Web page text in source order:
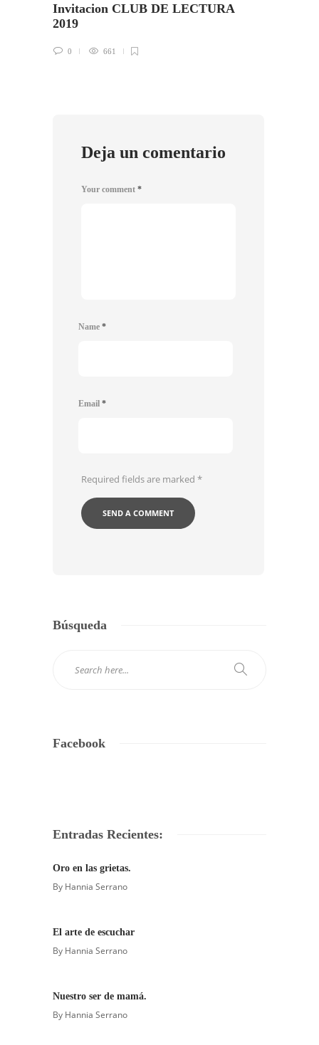
Invitacion CLUB DE LECTURA
2019
0 661
Deja un comentario
Your comment *
Name *
Email *
Required fields are marked *
Búsqueda
Facebook
Entradas Recientes:
Oro en las grietas.
By Hannia Serrano
El arte de escuchar
By Hannia Serrano
Nuestro ser de mamá.
By Hannia Serrano